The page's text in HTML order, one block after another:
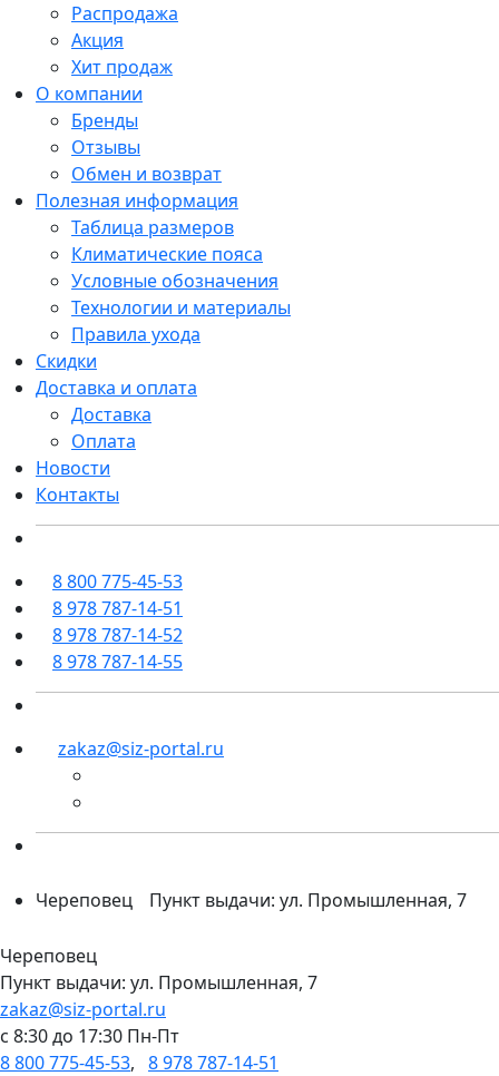
Распродажа
Акция
Хит продаж
О компании
Бренды
Отзывы
Обмен и возврат
Полезная информация
Таблица размеров
Климатические пояса
Условные обозначения
Технологии и материалы
Правила ухода
Скидки
Доставка и оплата
Доставка
Оплата
Новости
Контакты
8 800 775-45-53
8 978 787-14-51
8 978 787-14-52
8 978 787-14-55
zakaz@siz-portal.ru
Череповец Пункт выдачи: ул. Промышленная, 7
Череповец
Пункт выдачи: ул. Промышленная, 7
zakaz@siz-portal.ru
c 8:30 до 17:30 Пн-Пт
8 800 775-45-53, 8 978 787-14-51